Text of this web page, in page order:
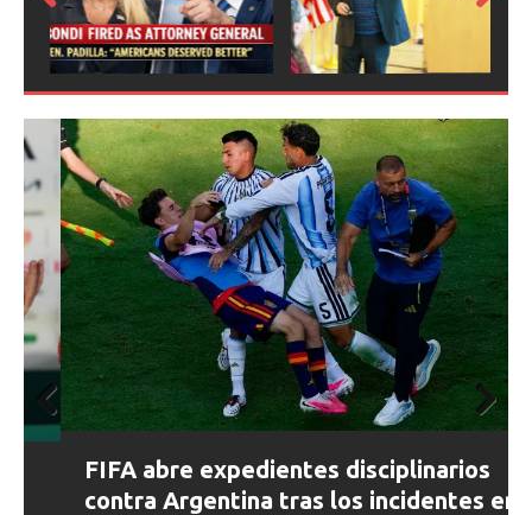
Prev
ious
FIFA abre expedientes disciplinarios
contra Argentina tras los incidentes en
Prev